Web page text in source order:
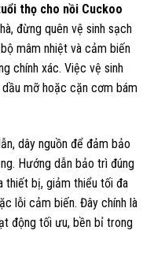
thọ cho nồi Cuckoo
đừng quên vệ sinh sạch
mâm nhiệt và cảm biến
chính xác. Việc vệ sinh
mỡ hoặc cặn cơm bám
dây nguồn để đảm bảo
Hướng dẫn bảo trì đúng
thiết bị, giảm thiểu tối đa
lỗi cảm biến. Đây chính là
động tối ưu, bền bỉ trong